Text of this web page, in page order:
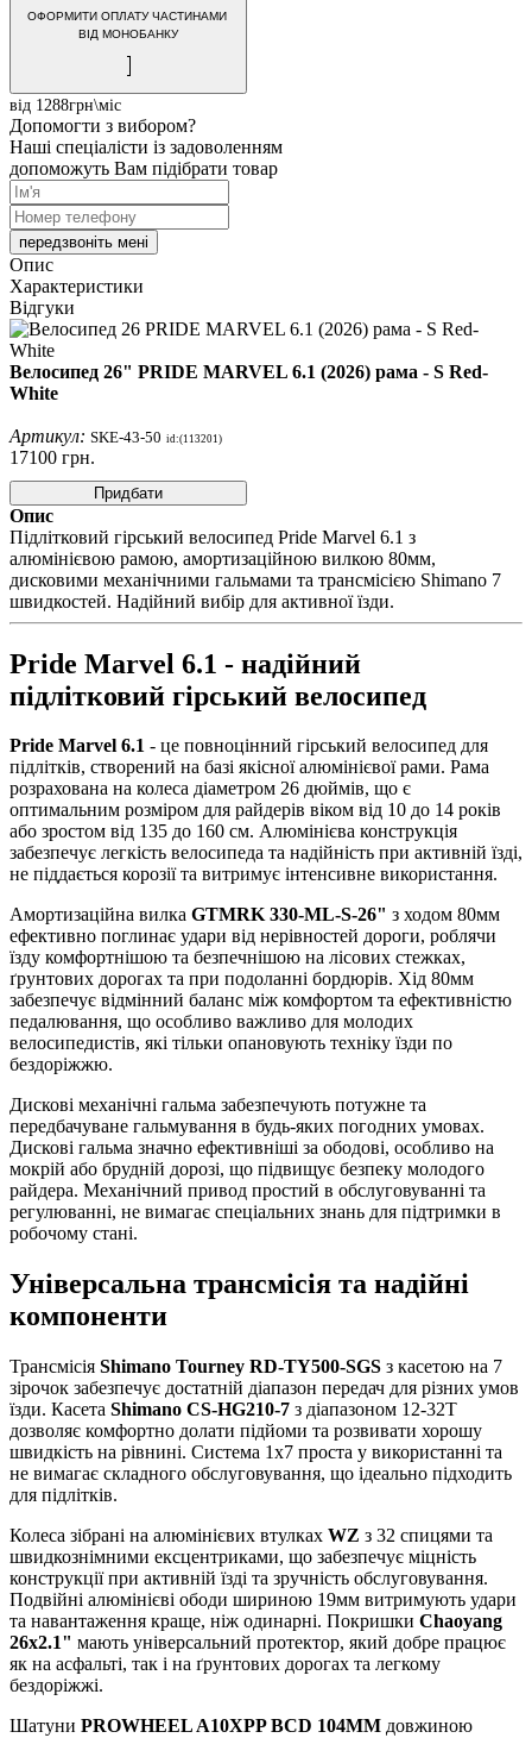
ОФОРМИТИ ОПЛАТУ ЧАСТИНАМИ
ВІД МОНОБАНКУ
від 1288грн\міс
Допомогти з вибором?
Наші спеціалісти із задоволенням
допоможуть Вам підібрати товар
передзвоніть мені
Опис
Характеристики
Відгуки
Велосипед 26" PRIDE MARVEL 6.1 (2026) рама - S Red-
White
Артикул: SKE-43-50 id:(113201)
17100 грн.
Придбати
Опис
Підлітковий гірський велосипед Pride Marvel 6.1 з
алюмінієвою рамою, амортизаційною вилкою 80мм,
дисковими механічними гальмами та трансмісією Shimano 7
швидкостей. Надійний вибір для активної їзди.
Pride Marvel 6.1 - надійний
підлітковий гірський велосипед
Pride Marvel 6.1 - це повноцінний гірський велосипед для
підлітків, створений на базі якісної алюмінієвої рами. Рама
розрахована на колеса діаметром 26 дюймів, що є
оптимальним розміром для райдерів віком від 10 до 14 років
або зростом від 135 до 160 см. Алюмінієва конструкція
забезпечує легкість велосипеда та надійність при активній їзді,
не піддається корозії та витримує інтенсивне використання.
Амортизаційна вилка GTMRK 330-ML-S-26" з ходом 80мм
ефективно поглинає удари від нерівностей дороги, роблячи
їзду комфортнішою та безпечнішою на лісових стежках,
ґрунтових дорогах та при подоланні бордюрів. Хід 80мм
забезпечує відмінний баланс між комфортом та ефективністю
педалювання, що особливо важливо для молодих
велосипедистів, які тільки опановують техніку їзди по
бездоріжжю.
Дискові механічні гальма забезпечують потужне та
передбачуване гальмування в будь-яких погодних умовах.
Дискові гальма значно ефективніші за ободові, особливо на
мокрій або брудній дорозі, що підвищує безпеку молодого
райдера. Механічний привод простий в обслуговуванні та
регулюванні, не вимагає спеціальних знань для підтримки в
робочому стані.
Універсальна трансмісія та надійні
компоненти
Трансмісія Shimano Tourney RD-TY500-SGS з касетою на 7
зірочок забезпечує достатній діапазон передач для різних умов
їзди. Касета Shimano CS-HG210-7 з діапазоном 12-32T
дозволяє комфортно долати підйоми та розвивати хорошу
швидкість на рівнині. Система 1x7 проста у використанні та
не вимагає складного обслуговування, що ідеально підходить
для підлітків.
Колеса зібрані на алюмінієвих втулках WZ з 32 спицями та
швидкознімними ексцентриками, що забезпечує міцність
конструкції при активній їзді та зручність обслуговування.
Подвійні алюмінієві ободи шириною 19мм витримують удари
та навантаження краще, ніж одинарні. Покришки Chaoyang
26x2.1" мають універсальний протектор, який добре працює
як на асфальті, так і на ґрунтових дорогах та легкому
бездоріжжі.
Шатуни PROWHEEL A10XPP BCD 104MM довжиною